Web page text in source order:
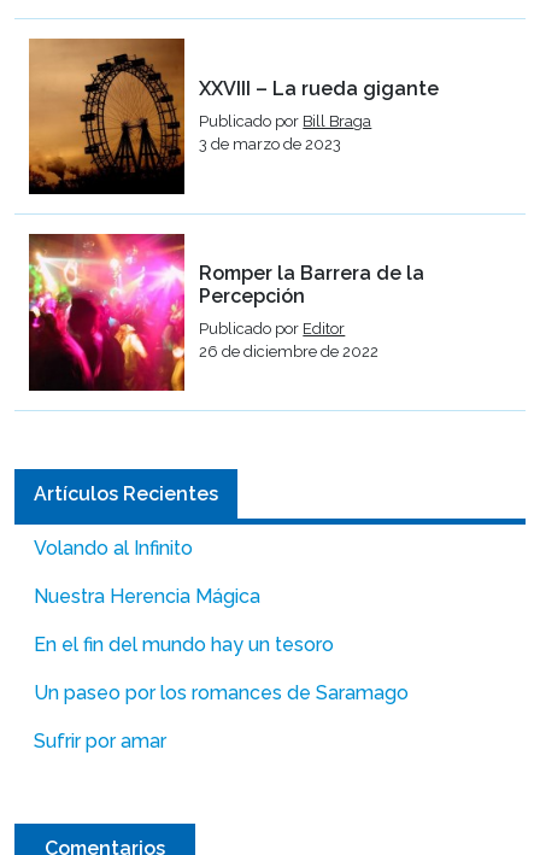
XXVIII – La rueda gigante
Publicado por Bill Braga
3 de marzo de 2023
Romper la Barrera de la
Percepción
Publicado por Editor
26 de diciembre de 2022
Artículos Recientes
Volando al Infinito
Nuestra Herencia Mágica
En el fin del mundo hay un tesoro
Un paseo por los romances de Saramago
Sufrir por amar
Comentarios